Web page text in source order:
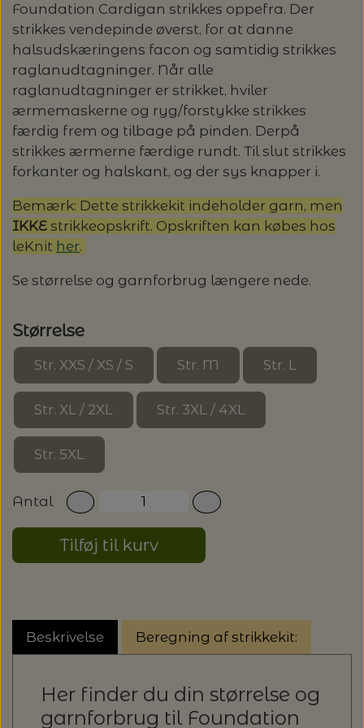
PASCUALI: NEPAL - SPAR 20%
PASCULI: SUAVE - SPAR 20%
POMP STITCH - BRODERI - SPAR 30-35%
PÅ ALLE KITS
SPAR 40% - GLERUPS STØVLER BØRN (STR.
19 - 23)
PERMIN: SPAR 30% PÅ ALLE
BALDYRE: UDVALGTE BRODERIER - SPAR
20%
LANG YARNS
MONDIAL
PASCUALI
PERMIN
SOMMERGARN
LENE HOLME SAMSØE - LEKNIT
MY FAVOURITE THINGS KNITWEAR
ODD ROW
OTHER LOOPS
PETITEKNIT
MASKESTOPPERE
MASKEWIRES
MÅLEBÅND / PINDEMÅLERE
OPSKRIFTHOLDER FRA KNITPRO -
MAGMA
SYTRÅD
TRYKLÅSE
Foundation Cardigan strikkes oppefra. Der
strikkes vendepinde øverst, for at danne
halsudskæringens facon og samtidig strikkes
raglanudtagninger. Når alle
raglanudtagninger er strikket, hviler
ærmemaskerne og ryg/forstykke strikkes
færdig frem og tilbage på pinden. Derpå
strikkes ærmerne færdige rundt. Til slut strikkes
forkanter og halskant, og der sys knapper i.
Bemærk: Dette strikkekit indeholder garn, men
IKKE strikkeopskrift. Opskriften kan købes hos
leKnit her.
Se størrelse og garnforbrug længere nede.
Størrelse
Str. XXS / XS / S Str. M Str. L
Str. XL / 2XL Str. 3XL / 4XL
Str. 5XL
Antal
Tilføj til kurv
Beskrivelse Beregning af strikkekit:
Her finder du din størrelse og
garnforbrug til Foundation